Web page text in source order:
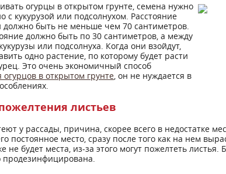
огурцы в открытом грунте, семена нужно
с кукурузой или подсолнухом. Расстояние
должно быть не меньше чем 70 сантиметров.
должно быть по 30 сантиметров, а между
или подсолнуха. Когда они взойдут,
одно растение, по которому будет расти
Это очень экономичный способ
в открытом грунте, он не нуждается в
листьев
у рассады, причина, скорее всего в недостатке
постоянное место, сразу после того как на нем
не будет места, из-за этого могут пожелтеть
продезинфицирована.